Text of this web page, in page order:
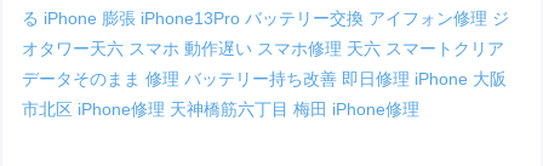
る iPhone 膨張 iPhone13Pro バッテリー交換 アイフォン修理 ジ
オタワー天六 スマホ 動作遅い スマホ修理 天六 スマートクリア
データそのまま 修理バッテリー持ち改善 即日修理 iPhone 大阪
市北区 iPhone修理 天神橋筋六丁目梅田 iPhone修理